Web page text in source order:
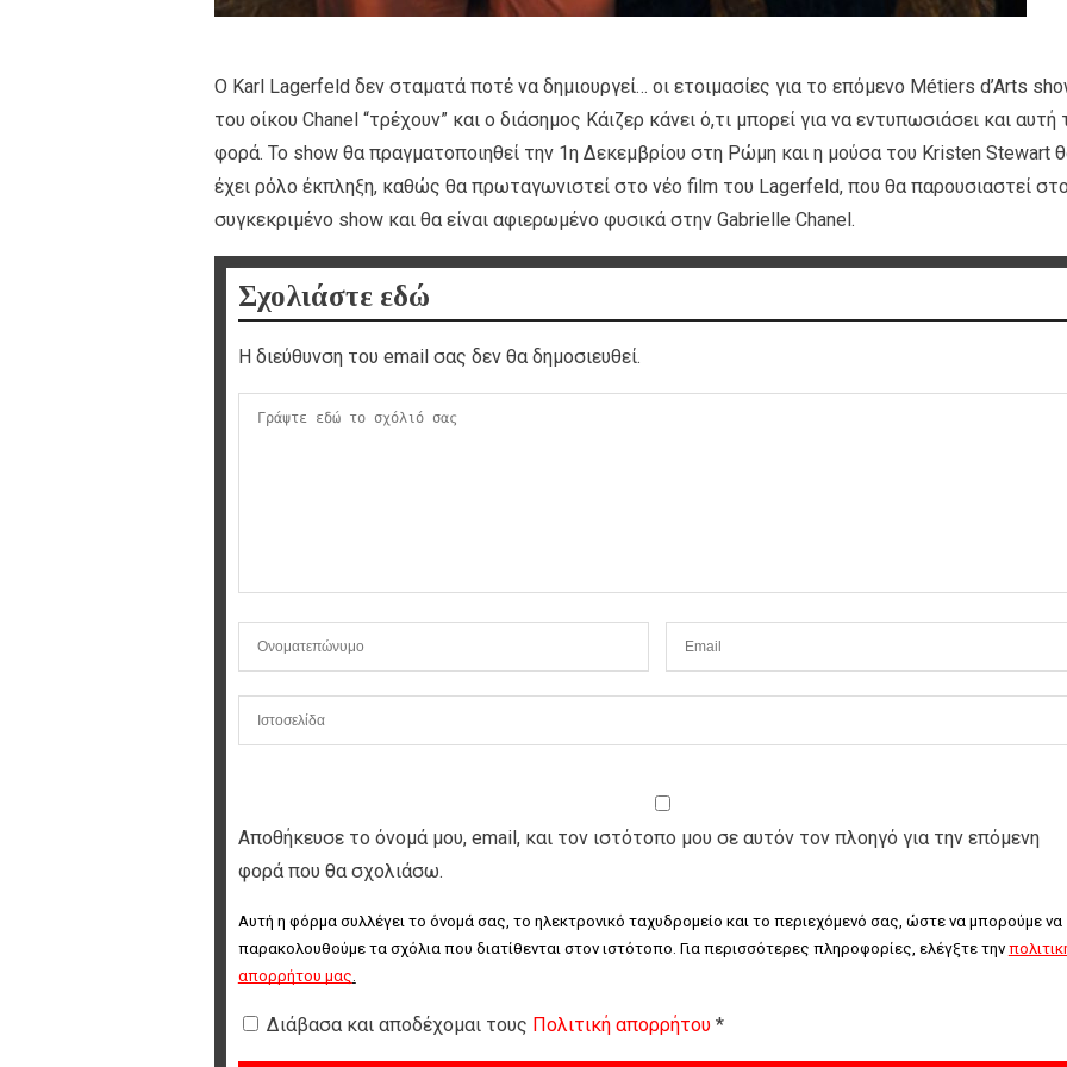
Ο Karl Lagerfeld δεν σταματά ποτέ να δημιουργεί… οι ετοιμασίες για το επόμενο Métiers d’Arts
του οίκου Chanel “τρέχουν” και ο διάσημος Κάιζερ κάνει ό,τι μπορεί για να εντυπωσιάσει και αυτή
φορά. Το show θα πραγματοποιηθεί την 1η Δεκεμβρίου στη Ρώμη και η μούσα του Kristen Stewart
έχει ρόλο έκπληξη, καθώς θα πρωταγωνιστεί στο νέο film του Lagerfeld, που θα παρουσιαστεί στο
συγκεκριμένο show και θα είναι αφιερωμένο φυσικά στην Gabrielle Chanel.
Σχολιάστε εδώ
Η διεύθυνση του email σας δεν θα δημοσιευθεί.
Αποθήκευσε το όνομά μου, email, και τον ιστότοπο μου σε αυτόν τον πλοηγό για την επόμενη
φορά που θα σχολιάσω.
Αυτή η φόρμα συλλέγει το όνομά σας, το ηλεκτρονικό ταχυδρομείο και το περιεχόμενό σας, ώστε να μπορούμε να
παρακολουθούμε τα σχόλια που διατίθενται στον ιστότοπο. Για περισσότερες πληροφορίες, ελέγξτε την
απορρήτου μας.
Διάβασα και αποδέχομαι τους Πολιτική απορρήτου *